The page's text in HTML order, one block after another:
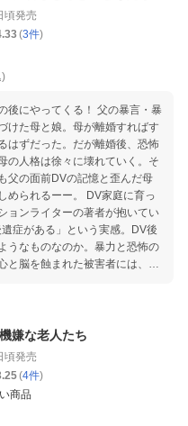
頃発売
(3件)
)
ってくる！ 父の暴言・暴
けた母と娘。母が離婚すればす
はずだった。だが離婚後、恐怖
の人格は徐々に壊れていく。そ
父の面前DVの記憶と歪んだ母
るーー。 DV家庭に育っ
ョンライターの著者が抱いてい
症がある」という実感。DV後
うなものなのか。暴力と恐怖の
と脳を蝕まれた被害者には、フ
力を目の前で見聞きして育ち成
ュバックに襲われる面前DVの
支援団体、精神科医に取材し、
ニズムを明らかにする。DV後
自分を取り戻す第一歩がはじま
暴言・暴力におびえる母娘 第
嫌な老人たち
頃発売
(4件)
商品